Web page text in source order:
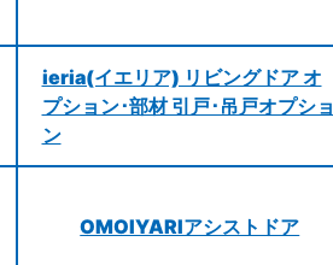
ieria(イエリア) リビングドア オ
プション･部材 引戸･吊戸オプショ
ン
OMOIYARIアシストドア